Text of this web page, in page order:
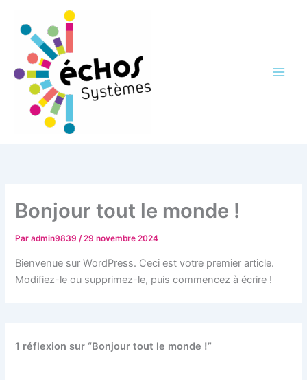
contenu
Bonjour tout le monde !
Paradmin9839/29 novembre 2024
Bienvenue sur WordPress. Ceci est votre premier article.
Modifiez-le ou supprimez-le, puis commencez à écrire !
1 réflexion sur “Bonjour tout le monde !”